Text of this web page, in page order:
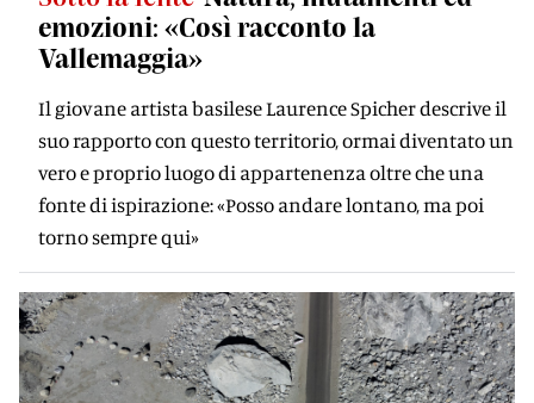
emozioni: «Così racconto la
Vallemaggia»
Il giovane artista basilese Laurence Spicher descrive il
suo rapporto con questo territorio, ormai diventato un
vero e proprio luogo di appartenenza oltre che una
fonte di ispirazione: «Posso andare lontano, ma poi
torno sempre qui»